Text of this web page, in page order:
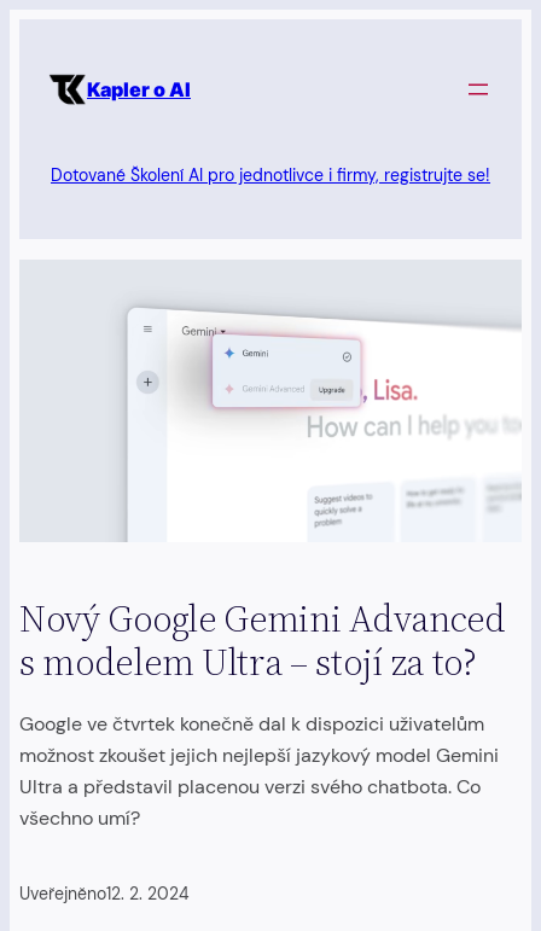
obsah Kapler o AI
Dotované Školení AI pro jednotlivce i firmy, registrujte se!
Nový Google Gemini Advanced
s modelem Ultra – stojí za to?
Google ve čtvrtek konečně dal k dispozici uživatelům
možnost zkoušet jejich nejlepší jazykový model Gemini
Ultra a představil placenou verzi svého chatbota. Co
všechno umí?
Uveřejněno12. 2. 2024